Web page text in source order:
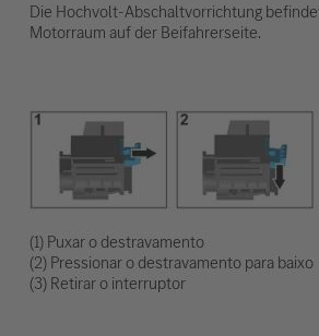
Die Hochvolt-Abschaltvorrichtung
Motorraum auf der Beifahrerseite.
(1) Puxar o destravamento
(2) Pressionar o destravamento para baixo
(3) Retirar o interruptor